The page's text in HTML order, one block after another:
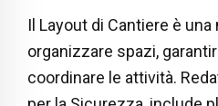
Il Layout di Cantiere è
organizzare spazi,
coordinare le attività.